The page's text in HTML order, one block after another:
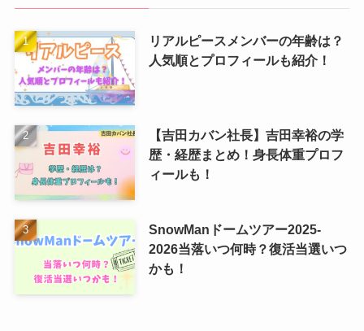
リアルピースメンバーの年齢は？
人気順とプロフィールも紹介！
【吉田カバン社長】吉田幸裕の学
歴・経歴まとめ！身長体重プロフ
ィールも！
SnowManドームツアー2025-
2026当落いつ何時？復活当選いつ
かも！